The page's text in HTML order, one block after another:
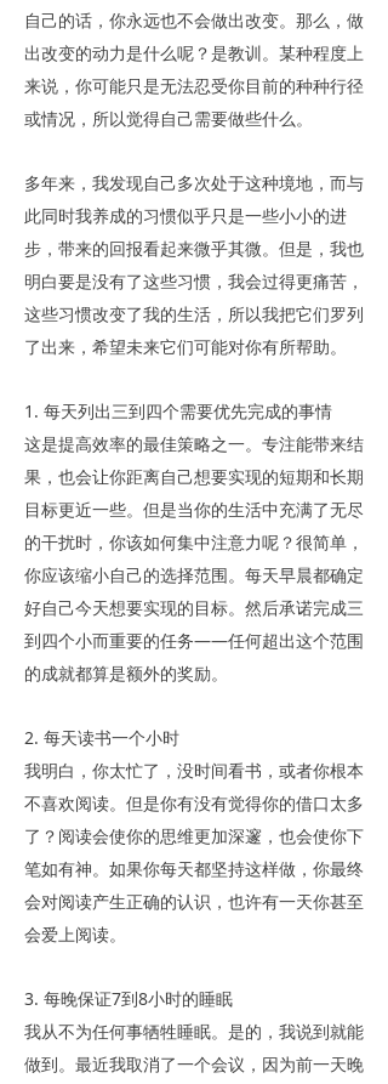
自己的话，你永远也不会做出改变。那么，做
出改变的动力是什么呢？是教训。某种程度上
来说，你可能只是无法忍受你目前的种种行径
或情况，所以觉得自己需要做些什么。
多年来，我发现自己多次处于这种境地，而与
此同时我养成的习惯似乎只是一些小小的进
步，带来的回报看起来微乎其微。但是，我也
明白要是没有了这些习惯，我会过得更痛苦，
这些习惯改变了我的生活，所以我把它们罗列
了出来，希望未来它们可能对你有所帮助。
1. 每天列出三到四个需要优先完成的事情
这是提高效率的最佳策略之一。专注能带来结
果，也会让你距离自己想要实现的短期和长期
目标更近一些。但是当你的生活中充满了无尽
的干扰时，你该如何集中注意力呢？很简单，
你应该缩小自己的选择范围。每天早晨都确定
好自己今天想要实现的目标。然后承诺完成三
到四个小而重要的任务——任何超出这个范围
的成就都算是额外的奖励。
2. 每天读书一个小时
我明白，你太忙了，没时间看书，或者你根本
不喜欢阅读。但是你有没有觉得你的借口太多
了？阅读会使你的思维更加深邃，也会使你下
笔如有神。如果你每天都坚持这样做，你最终
会对阅读产生正确的认识，也许有一天你甚至
会爱上阅读。
3. 每晚保证7到8小时的睡眠
我从不为任何事牺牲睡眠。是的，我说到就能
做到。最近我取消了一个会议，因为前一天晚